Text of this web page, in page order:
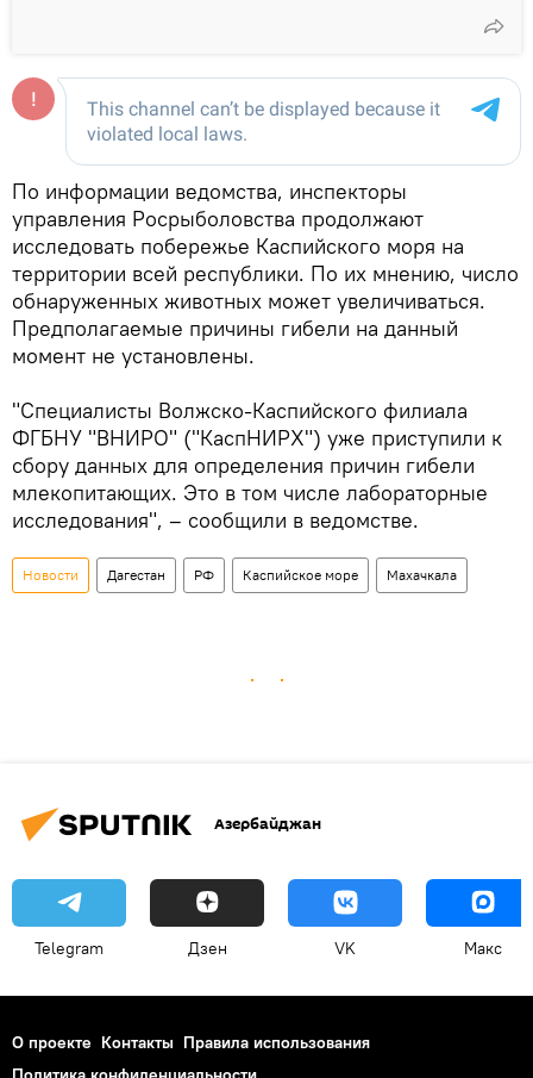
По информации ведомства, инспекторы
управления Росрыболовства продолжают
исследовать побережье Каспийского моря на
территории всей республики. По их мнению, число
обнаруженных животных может увеличиваться.
Предполагаемые причины гибели на данный
момент не установлены.
"Специалисты Волжско-Каспийского филиала
ФГБНУ "ВНИРО" ("КаспНИРХ") уже приступили к
сбору данных для определения причин гибели
млекопитающих. Это в том числе лабораторные
исследования", – сообщили в ведомстве.
Новости Дагестан РФ Каспийское море Махачкала
Азербайджан
Telegram Дзен VK Макс
О проекте Контакты Правила использования